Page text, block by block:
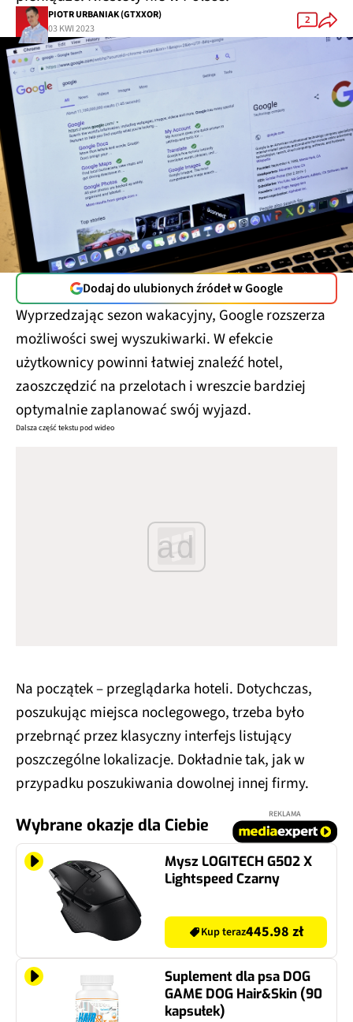
PIOTR URBANIAK (GTXXOR)
03 KWI 2023
2
Dodaj do ulubionych źródeł w Google
Wyprzedzając sezon wakacyjny, Google rozszerza
możliwości swej wyszukiwarki. W efekcie
użytkownicy powinni łatwiej znaleźć hotel,
zaoszczędzić na przelotach i wreszcie bardziej
optymalnie zaplanować swój wyjazd.
Dalsza część tekstu pod wideo
ad
Na początek – przeglądarka hoteli. Dotychczas,
poszukując miejsca noclegowego, trzeba było
przebrnąć przez klasyczny interfejs listujący
poszczególne lokalizacje. Dokładnie tak, jak w
przypadku poszukiwania dowolnej innej firmy.
Wybrane okazje dla Ciebie
REKLAMA
Mysz LOGITECH G502 X
Lightspeed Czarny
Kup teraz445.98 zł
Suplement dla psa DOG
GAME DOG Hair&Skin (90
kapsułek)